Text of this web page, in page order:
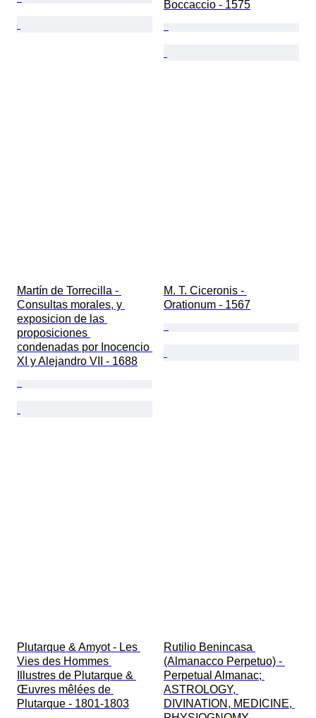
Boccaccio - 1575
Martín de Torrecilla -
Consultas morales, y
exposicion de las
proposiciones
condenadas por Inocencio
XI y Alejandro VII - 1688
M. T. Ciceronis -
Orationum - 1567
Plutarque & Amyot - Les
Vies des Hommes
Illustres de Plutarque &
Œuvres mêlées de
Plutarque - 1801-1803
Rutilio Benincasa
(Almanacco Perpetuo) -
Perpetual Almanac;
ASTROLOGY,
DIVINATION, MEDICINE,